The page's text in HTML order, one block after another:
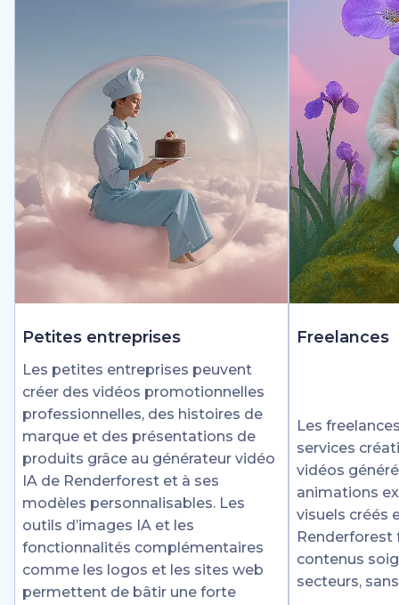
Petites entreprises
Les petites entreprises peuvent
créer des vidéos promotionnelles
professionnelles, des histoires de
marque et des présentations de
produits grâce au générateur vidéo
IA de Renderforest et à ses
modèles personnalisables. Les
outils d’images IA et les
fonctionnalités complémentaires
comme les logos et les sites web
permettent de bâtir une forte
Freelances
Les
services
vidéos
animations
visuels créés
Renderforest
contenus
secteurs,